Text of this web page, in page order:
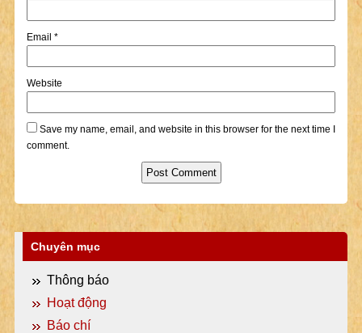
Email *
Website
Save my name, email, and website in this browser for the next time I
comment.
Chuyên mục
Thông báo
Hoạt động
Báo chí